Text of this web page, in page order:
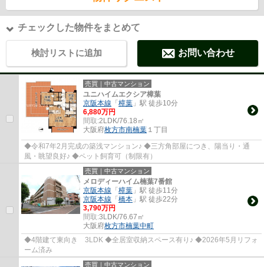
チェックした物件をまとめて
検討リストに追加 お問い合わせ
売買｜中古マンション
ユニハイムエクシア樟葉
京阪本線 「樟葉 」駅 徒歩10分
6,880万円
間取:2LDK/76.18㎡
大阪府枚方市南楠葉 １丁目
◆令和7年2月完成の築浅マンション♪ ◆三方角部屋につき、陽当り・通
風・眺望良好♪ ◆ペット飼育可（制限有）
売買｜中古マンション
メロディーハイム楠葉7番館
京阪本線 「樟葉 」駅 徒歩11分
京阪本線 「橋本 」駅 徒歩22分
3,790万円
間取:3LDK/76.67㎡
大阪府枚方市楠葉中町
◆4階建て東向き 3LDK ◆全居室収納スペース有り♪ ◆2026年5月リフォ
ーム済み
売買｜中古マンション